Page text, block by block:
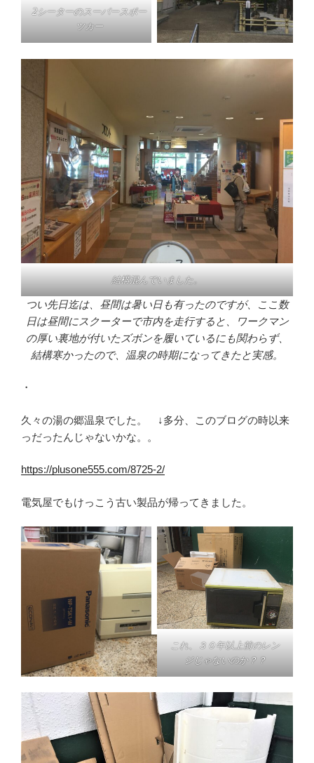
2シーターのスーパースポー
ツカー
結構混んでいました。
つい先日迄は、昼間は暑い日も有ったのですが、ここ数
日は昼間にスクーターで市内を走行すると、ワークマン
の厚い裏地が付いたズボンを履いているにも関わらず、
結構寒かったので、温泉の時期になってきたと実感。
・
久々の湯の郷温泉でした。 ↓多分、このブログの時以来
っだったんじゃないかな。。
https://plusone555.com/8725-2/
電気屋でもけっこう古い製品が帰ってきました。
これ、３０年以上前のレン
ジじゃないのか？？